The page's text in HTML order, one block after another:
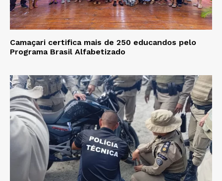
Camaçari certifica mais de 250 educandos pelo
Programa Brasil Alfabetizado